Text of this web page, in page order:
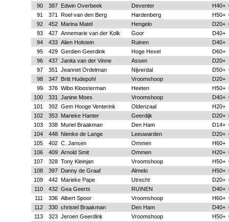
90
387 Edwin Overbeek Deventer H40+
91
371 Roel van den Berg Hardenberg H50+
92
452 Marina Matel Hengelo D20+
93
427 Annemarie van der Kolk Goor D40+
94
433 Alien Holstein Ruinen D40+
95
429 Gerdien Geerdink Hoge Hexel D60+
96
437 Janita van der Vinne Assen D20+
97
351 Jeannet Ordelman Nijverdal D50+
98
347 Britt Hudepohl Vroomshoop D20+
99
376 Wibo Kloosterman Heeten H50+
100
331 Janine Moes Vroomshoop D40+
101
392 Gem Hooge Venterink Oldenzaal H20+
102
353 Marieke Hanter Geerdijk D20+
103
338 Muriel Braakman Den Ham D14+
104
448 Nienke de Lange Leeuwarden D20+
105
402 C. Jansen Ommen H60+
106
409 Arnold Smit Ommen H20+
107
328 Tony Kleinjan Vroomshoop H50+
108
397 Danny de Graaf Almelo H50+
109
442 Marieke Pape Utrecht D20+
110
432 Gea Geerts RUINEN D40+
111
336 Albert Spoor Vroomshoop H60+
112
330 christel Braakman Den Ham D40+
113
323 Jeroen Geerdink Vroomshoop H50+